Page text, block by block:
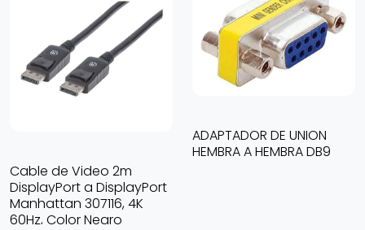
Cable de Video 2m
DisplayPort a DisplayPort
Manhattan 307116, 4K
60Hz, Color Negro
ADAPTADOR DE UNION
HEMBRA A HEMBRA DB9